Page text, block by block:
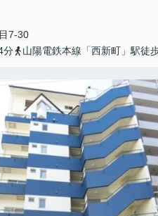
7-30
分
山陽電鉄本線「西新町」駅徒